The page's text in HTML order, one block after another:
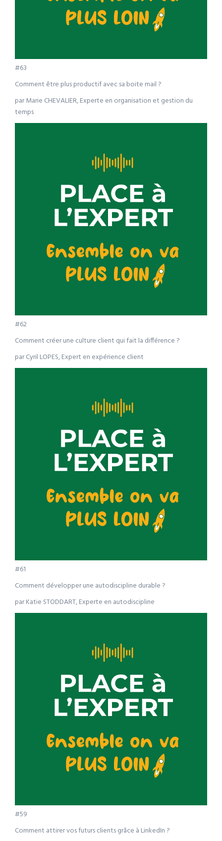
#63
Comment être plus productif avec sa boite mail ?
par Marie CHEVALIER, Experte en organisation et gestion du
temps
#62
Comment créer une culture client qui fait la différence ?
par Cyril LOPES, Expert en expérience client
#61
Comment développer une autodiscipline durable ?
par Katie STODDART, Experte en autodiscipline
#59
Comment attirer vos futurs clients grâce à LinkedIn ?